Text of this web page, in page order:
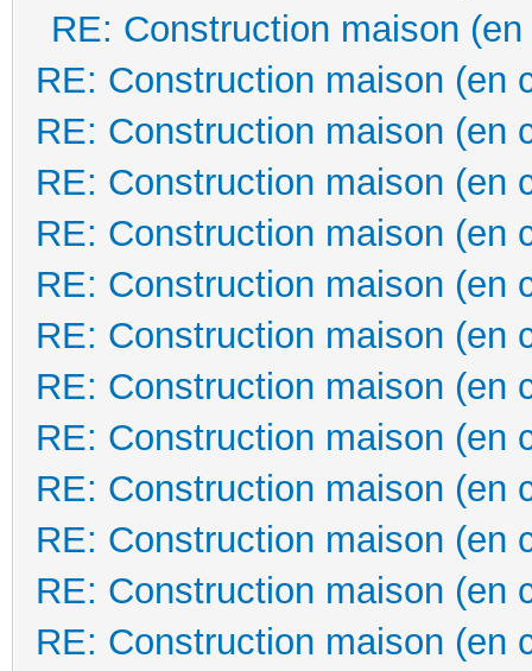
RE: Construction maison
RE: Construction maison (en
RE: Construction maison (en
RE: Construction maison (en
RE: Construction maison (en
RE: Construction maison (en
RE: Construction maison (en
RE: Construction maison (en
RE: Construction maison (en
RE: Construction maison (en
RE: Construction maison (en
RE: Construction maison (en
RE: Construction maison (en